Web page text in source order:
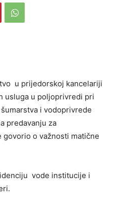
u prijedorskoj kancelariji
usluga u poljoprivredi pri
i vodoprivrede
predavanju za
o važnosti matične
vode institucije i